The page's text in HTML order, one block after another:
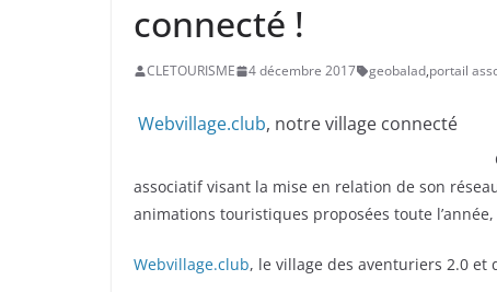
connecté !
CLETOURISME 4 décembre 2017 geobalad,portail
Webvillage.club, notre village connecté
associatif visant la mise en relation de son
animations touristiques proposées toute
Webvillage.club, le village des aventuriers 2.0 et